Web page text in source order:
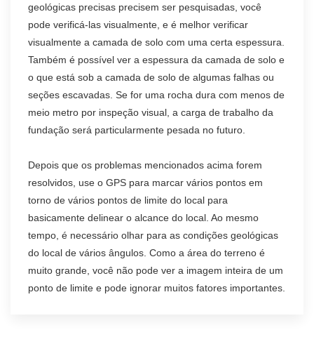
geológicas precisas precisem ser pesquisadas, você
pode verificá-las visualmente, e é melhor verificar
visualmente a camada de solo com uma certa espessura.
Também é possível ver a espessura da camada de solo e
o que está sob a camada de solo de algumas falhas ou
seções escavadas. Se for uma rocha dura com menos de
meio metro por inspeção visual, a carga de trabalho da
fundação será particularmente pesada no futuro.
Depois que os problemas mencionados acima forem
resolvidos, use o GPS para marcar vários pontos em
torno de vários pontos de limite do local para
basicamente delinear o alcance do local. Ao mesmo
tempo, é necessário olhar para as condições geológicas
do local de vários ângulos. Como a área do terreno é
muito grande, você não pode ver a imagem inteira de um
ponto de limite e pode ignorar muitos fatores importantes.